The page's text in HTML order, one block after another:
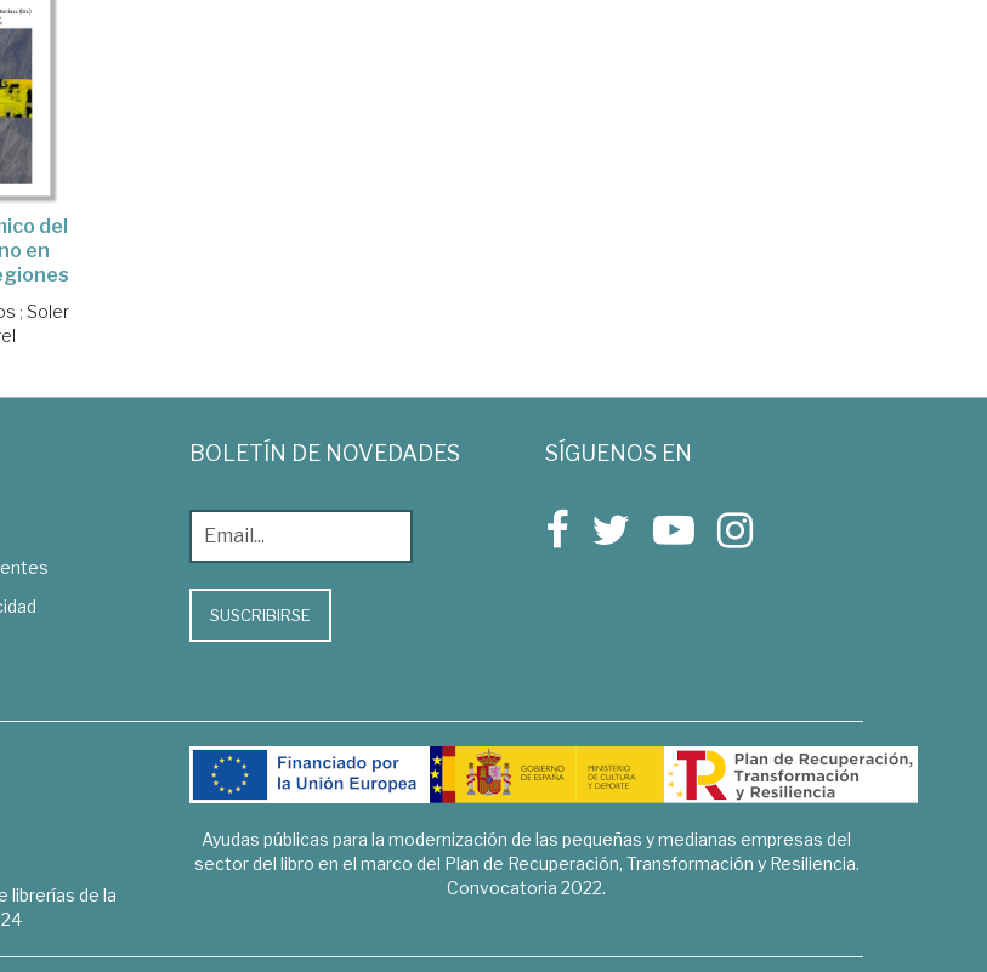
del
en
; Soler
BOLETÍN DE NOVEDADES
SUSCRIBIRSE
SÍGUENOS EN
librerías de la
Ayudas públicas para la modernización de las pequeñas y medianas empresas del
sector del libro en el marco del Plan de Recuperación, Transformación y Resiliencia.
Convocatoria 2022.